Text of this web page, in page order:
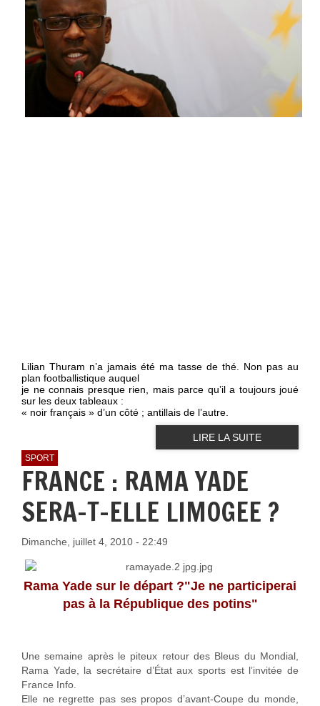
Lilian Thuram n’a jamais été ma tasse de thé. Non pas au
plan footballistique auquel
je ne connais presque rien, mais parce qu’il a toujours joué
sur les deux tableaux :
« noir français » d’un côté ; antillais de l’autre.
LIRE LA SUITE
SPORT
FRANCE : RAMA YADE
SERA-T-ELLE LIMOGEE ?
Dimanche, juillet 4, 2010 - 22:49
Rama Yade sur le départ ?"Je ne participerai
pas à la République des potins"
Une semaine après le piteux retour des Bleus du Mondial,
Rama Yade, la secrétaire d’État aux sports est l’invitée de
France Info.
Elle ne regrette pas ses propos d’avant-Coupe du monde,